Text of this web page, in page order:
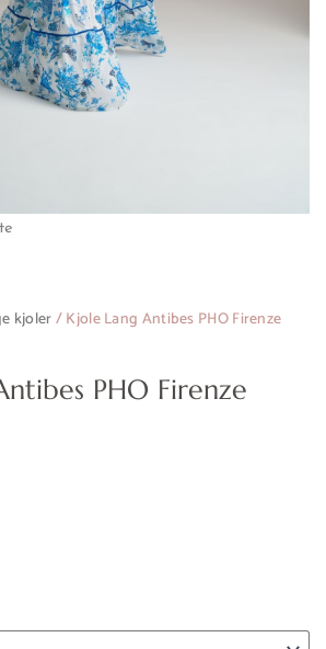
kjoler/ Kjole Lang Antibes PHO Firenze
PHO Firenze